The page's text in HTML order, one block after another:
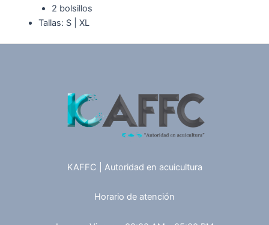
2 bolsillos
Tallas: S | XL
KAFFC | Autoridad en acuicultura
Horario de atención